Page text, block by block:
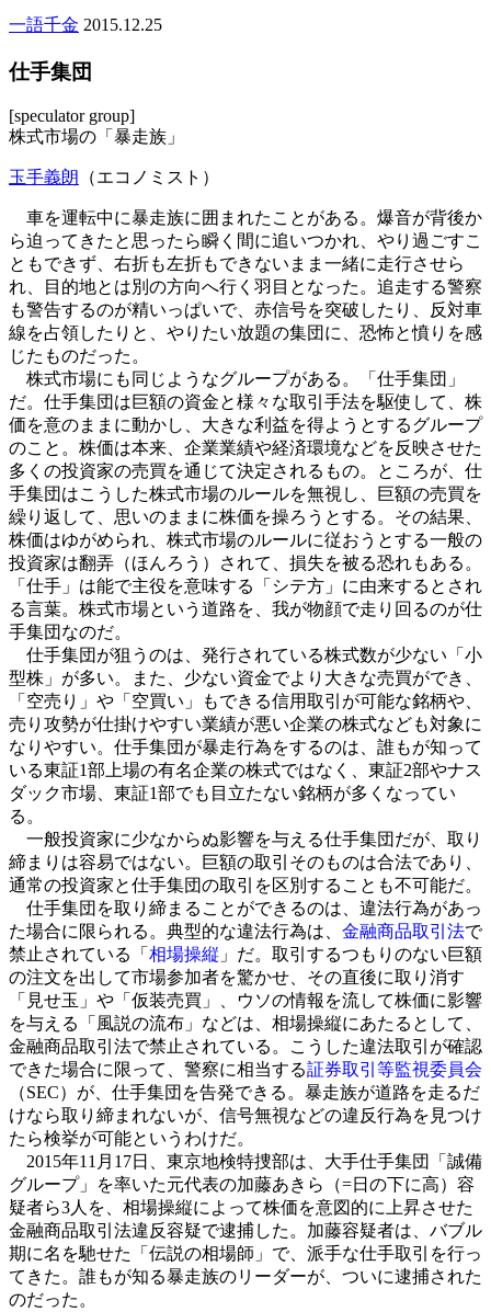
一語千金 2015.12.25
仕手集団
[speculator group]
株式市場の「暴走族」
玉手義朗 （エコノミスト）
車を運転中に暴走族に囲まれたことがある。爆音が背後か
ら迫ってきたと思ったら瞬く間に追いつかれ、やり過ごすこ
ともできず、右折も左折もできないまま一緒に走行させら
れ、目的地とは別の方向へ行く羽目となった。追走する警察
も警告するのが精いっぱいで、赤信号を突破したり、反対車
線を占領したりと、やりたい放題の集団に、恐怖と憤りを感
じたものだった。
株式市場にも同じようなグループがある。「仕手集団」
だ。仕手集団は巨額の資金と様々な取引手法を駆使して、株
価を意のままに動かし、大きな利益を得ようとするグループ
のこと。株価は本来、企業業績や経済環境などを反映させた
多くの投資家の売買を通じて決定されるもの。ところが、仕
手集団はこうした株式市場のルールを無視し、巨額の売買を
繰り返して、思いのままに株価を操ろうとする。その結果、
株価はゆがめられ、株式市場のルールに従おうとする一般の
投資家は翻弄（ほんろう）されて、損失を被る恐れもある。
「仕手」は能で主役を意味する「シテ方」に由来するとされ
る言葉。株式市場という道路を、我が物顔で走り回るのが仕
手集団なのだ。
仕手集団が狙うのは、発行されている株式数が少ない「小
型株」が多い。また、少ない資金でより大きな売買ができ、
「空売り」や「空買い」もできる信用取引が可能な銘柄や、
売り攻勢が仕掛けやすい業績が悪い企業の株式なども対象に
なりやすい。仕手集団が暴走行為をするのは、誰もが知って
いる東証1部上場の有名企業の株式ではなく、東証2部やナス
ダック市場、東証1部でも目立たない銘柄が多くなってい
る。
一般投資家に少なからぬ影響を与える仕手集団だが、取り
締まりは容易ではない。巨額の取引そのものは合法であり、
通常の投資家と仕手集団の取引を区別することも不可能だ。
仕手集団を取り締まることができるのは、違法行為があっ
た場合に限られる。典型的な違法行為は、 金融商品取引法で
禁止されている「 相場操縦 」だ。取引するつもりのない巨額
の注文を出して市場参加者を驚かせ、その直後に取り消す
「見せ玉」や「仮装売買」、ウソの情報を流して株価に影響
を与える「風説の流布」などは、相場操縦にあたるとして、
金融商品取引法で禁止されている。こうした違法取引が確認
できた場合に限って、警察に相当する証券取引等監視委員会
（SEC）が、仕手集団を告発できる。暴走族が道路を走るだ
けなら取り締まれないが、信号無視などの違反行為を見つけ
たら検挙が可能というわけだ。
2015年11月17日、東京地検特捜部は、大手仕手集団「誠備
グループ」を率いた元代表の加藤あきら（=日の下に高）容
疑者ら3人を、相場操縦によって株価を意図的に上昇させた
金融商品取引法違反容疑で逮捕した。加藤容疑者は、バブル
期に名を馳せた「伝説の相場師」で、派手な仕手取引を行っ
てきた。誰もが知る暴走族のリーダーが、ついに逮捕された
のだった。